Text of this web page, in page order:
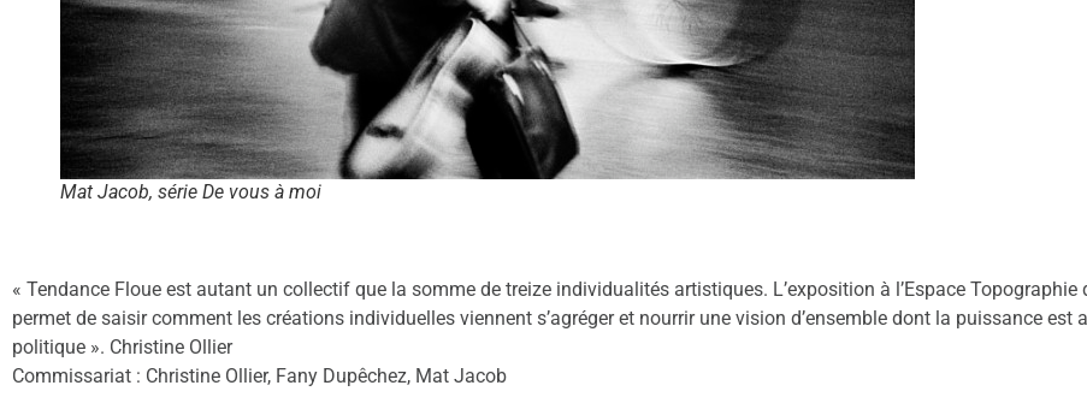
Mat Jacob, série De vous à moi
« Tendance Floue est autant un collectif que la somme de treize individualités artistiques. L’exposition à l’Espace Topographie
permet de saisir comment les créations individuelles viennent s’agréger et nourrir une vision d’ensemble dont la puissance
politique ». Christine Ollier
Commissariat : Christine Ollier, Fany Dupêchez, Mat Jacob